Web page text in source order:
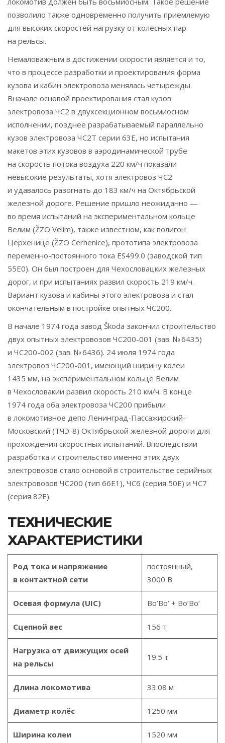
позволило также одновременно получить приемлемую
для высоких скоростей нагрузку от колёсных пар
на рельсы.
Немаловажным в достижении скорости является и то,
что в процессе разработки и проектирования форма
кузова и кабин электровоза менялась четырежды.
Вначале основой проектирования стал кузов
электровоза ЧС2 в двухсекционном восьмиосном
исполнении, позднее разрабатываемый параллельно
кузов электровоза ЧС2Т серии 63E, но испытания
макетов этих кузовов в аэродинамической трубе
на скорость потока воздуха 220 км/ч показали
невысокие результаты, хотя электровоз ЧС2
и удавалось разогнать до 183 км/ч на Октябрьской
железной дороге. Решение пришло неожиданно —
во время испытаний на экспериментальном кольце
Велим (ŽZO Velim), также известном, как полигон
Церхенице (ŽZO Cerhenice), прототипа электровоза
переменно-постоянного тока ES499.0 (заводской тип
55E0). Он был построен для Чехословацких железных
дорог, и при испытаниях развил скорость 219 км/ч.
Вариант кузова и кабины этого электровоза и стал
окончательным в постройке опытных ЧС200.
В начале 1974 года завод Škoda закончил строительство
двух опытных электровозов ЧС200-001 (зав. № 6435)
и ЧС200-002 (зав. № 6436). 24 июля 1974 года
электровоз ЧС200-001, имеющий ширину колеи
1435 мм, на экспериментальном кольце Велим
в Чехословакии развил скорость 210 км/ч. В конце
1974 года оба электровоза ЧС200 прибыли
в локомотивное депо Ленинград-Пассажирский-
Московский (ТЧЭ-8) Октябрьской железной дороги для
прохождения скоростных испытаний. Впоследствии
разработка и строительство именно этих двух
электровозов стало основой в строительстве серийных
электровозов ЧС200 (тип 66Е1), ЧС6 (серия 50Е) и ЧС7
(серия 82Е).
ТЕХНИЧЕСКИЕ
ХАРАКТЕРИСТИКИ
Род тока и напряжение
в контактной сети
постоянный,
3000 В
Осевая формула (UIC) Bo’Bo’ + Bo’Bo’
Сцепной вес 156 т
Нагрузка от движущих осей
на рельсы
19.5 т
Длина локомотива 33.08 м
Диаметр колёс 1250 мм
Ширина колеи 1520 мм